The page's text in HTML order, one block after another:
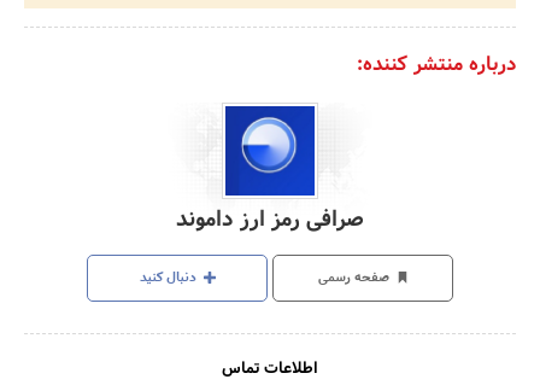
درباره منتشر کننده:
صرافی رمز ارز داموند
صفحه رسمی دنبال کنید
اطلاعات تماس